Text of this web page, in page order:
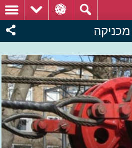
מכניקה